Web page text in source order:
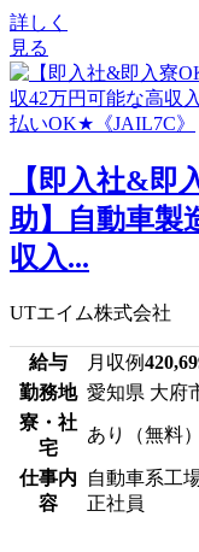
詳しく
見る
【即入社&即
助】自動車製
収入...
UTエイム株式会社
給与 月収例
勤務地 愛知県 大府
寮・社
宅
あり（無料）
仕事内
容
自動車系工
正社員